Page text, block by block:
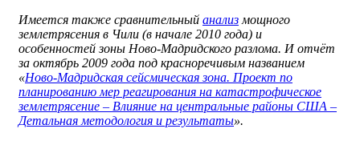
Имеется также сравнительный анализ мощного
землетрясения в Чили (в начале 2010 года) и
особенностей зоны Ново-Мадридского разлома. И отчёт
за октябрь 2009 года под красноречивым названием
«Ново-Мадридская сейсмическая зона. Проект по
планированию мер реагирования на катастрофическое
землетрясение – Влияние на центральные районы США –
Детальная методология и результаты».